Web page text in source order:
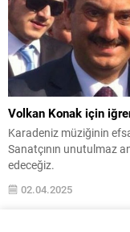
Volkan Konak için
Karadeniz müziğinin
Sanatçının unutulmaz
edeceğiz.
02.04.2025